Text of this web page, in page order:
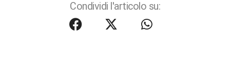
Condividi l'articolo su: